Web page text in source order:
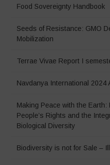
Food Sovereignty Handbook
Seeds of Resistance: GMO
Mobilization
Terrae Vivae Report I
Navdanya International 2024
Making Peace with the Earth:
People’s Rights and the
Biological Diversity
Biodiversity is not for Sale –